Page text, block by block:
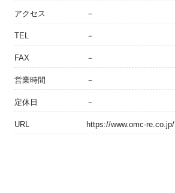
アクセス －
TEL －
FAX －
営業時間 －
定休日 －
URL https://www.omc-re.co.jp/